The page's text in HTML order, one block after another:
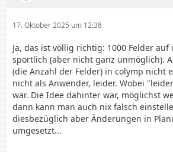
17. Oktober 2025 um 12:38
Ja, das ist völlig richtig: 1000 Felder auf
sportlich (aber nicht ganz unmöglich).
(die Anzahl der Felder) in colymp nicht
nicht als Anwender, leider. Wobei
war. Die Idee dahinter war, möglichst
dann kann man auch nix falsch
diesbezüglich aber Änderungen in
umgesetzt...